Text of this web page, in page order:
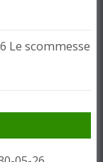
Le scommesse